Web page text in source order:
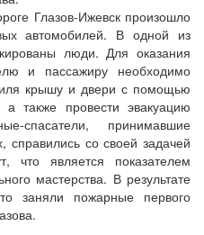
Глазов-Ижевск произошло
автомобилей. В одной из
люди. Для оказания
и пассажиру необходимо
крышу и двери с помощью
а также провести эвакуацию
спасатели, принимавшие
справились со своей задачей
является показателем
мастерства. В результате
заняли пожарные первого